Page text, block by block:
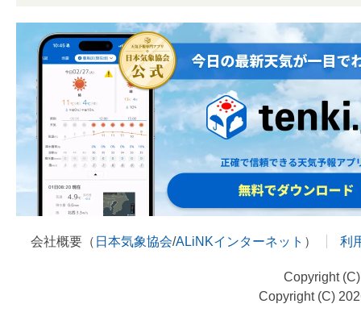
会社概要（ 日本気象協会/ALiNKインターネット ） 利
Copyright
Copyright (C)